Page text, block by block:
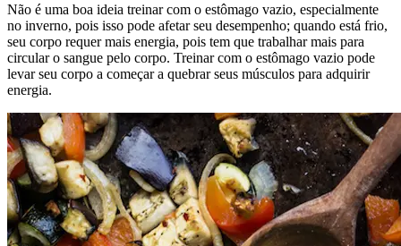
Não é uma boa ideia treinar com o estômago vazio, especialmente
no inverno, pois isso pode afetar seu desempenho; quando está frio,
seu corpo requer mais energia, pois tem que trabalhar mais para
circular o sangue pelo corpo. Treinar com o estômago vazio pode
levar seu corpo a começar a quebrar seus músculos para adquirir
energia.